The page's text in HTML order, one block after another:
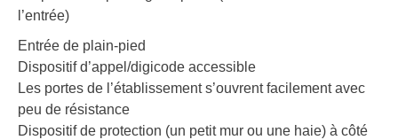
l’entrée)
Entrée de plain-pied
Dispositif d’appel/digicode accessible
Les portes de l’établissement s’ouvrent facilement avec
peu de résistance
Dispositif de protection (un petit mur ou une haie) à côté